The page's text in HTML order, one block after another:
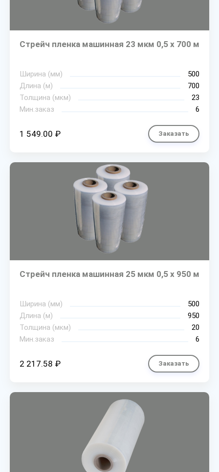
Стрейч пленка машинная 23 мкм 0,5 х 700 м
Ширина (мм)
500
Длина (м)
700
Толщина (мкм)
23
Мин.заказ
6
1 549.00 ₽ Заказать
Стрейч пленка машинная 25 мкм 0,5 х 950 м
Ширина (мм)
500
Длина (м)
950
Толщина (мкм)
20
Мин.заказ
6
2 217.58 ₽ Заказать